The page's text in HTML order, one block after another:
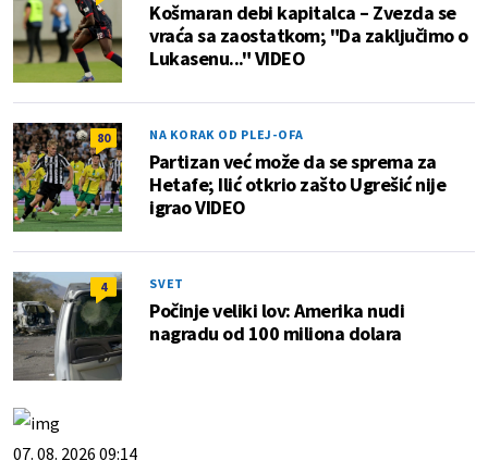
Košmaran debi kapitalca – Zvezda se
vraća sa zaostatkom; "Da zaključimo o
Lukasenu..." VIDEO
80 NA KORAK OD PLEJ-OFA
Partizan već može da se sprema za
Hetafe; Ilić otkrio zašto Ugrešić nije
igrao VIDEO
4 SVET
Počinje veliki lov: Amerika nudi
nagradu od 100 miliona dolara
07. 08. 2026 09:14